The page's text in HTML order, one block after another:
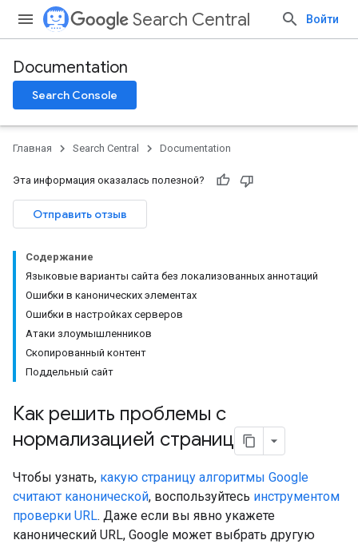
Search Central Войти
Documentation
Search Console
Главная Search Central Documentation
Эта информация оказалась полезной?
Отправить отзыв
Содержание
Языковые варианты сайта без локализованных аннотаций
Ошибки в канонических элементах
Ошибки в настройках серверов
Атаки злоумышленников
Скопированный контент
Поддельный сайт
Как решить проблемы с
нормализацией страниц
Чтобы узнать, какую страницу алгоритмы Google
считают канонической, воспользуйтесь инструментом
проверки URL. Даже если вы явно укажете
канонический URL, Google может выбрать другую